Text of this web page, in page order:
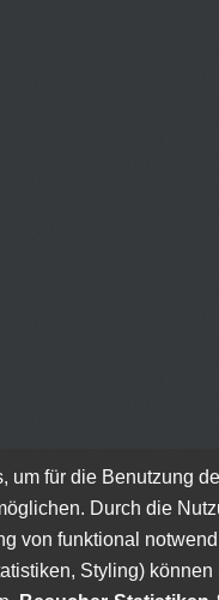
um für die Benutzung
Durch die
von funktional
Styling) können